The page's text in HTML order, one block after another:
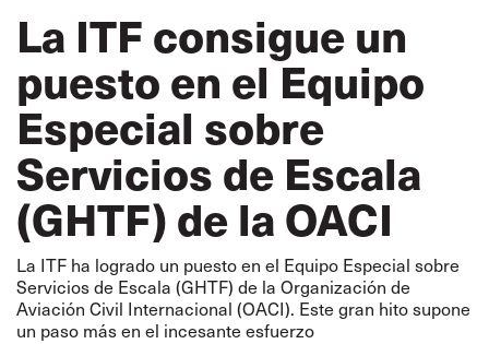
La ITF consigue un
puesto en el Equipo
Especial sobre
Servicios de Escala
(GHTF) de la OACI
La ITF ha logrado un puesto en el Equipo Especial sobre
Servicios de Escala (GHTF) de la Organización de
Aviación Civil Internacional (OACI). Este gran hito supone
un paso más en el incesante esfuerzo